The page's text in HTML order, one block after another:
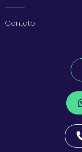
Contato